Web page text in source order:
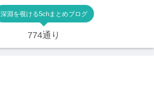
深淵を覗ける5chまとめブログ
774通り